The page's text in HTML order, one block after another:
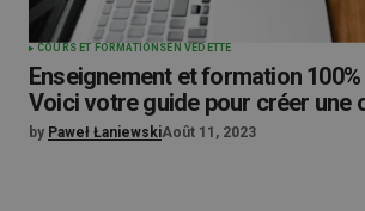
COURS ET FORMATIONS EN VEDETTE
Enseignement et formation
Voici votre guide pour créer une
by Paweł ŁaniewskiAoût 11, 2023